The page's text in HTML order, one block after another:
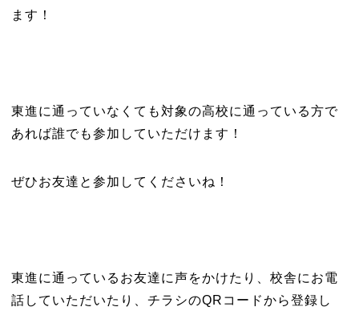
ます！
東進に通っていなくても対象の高校に通っている方で
あれば誰でも参加していただけます！
ぜひお友達と参加してくださいね！
東進に通っているお友達に声をかけたり、校舎にお電
話していただいたり、チラシのQRコードから登録し